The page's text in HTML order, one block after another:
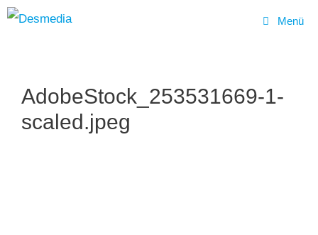
springen
Menü
AdobeStock_253531669-1-
scaled.jpeg